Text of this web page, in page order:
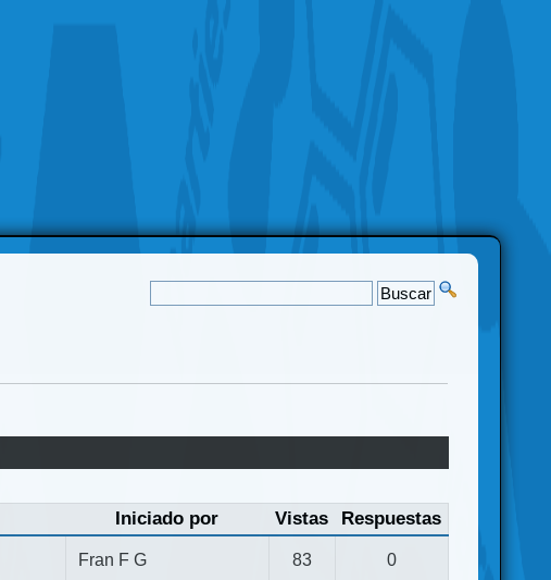
Iniciado por Vistas Respuestas
Fran F G 83 0